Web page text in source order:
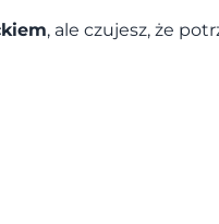
, ale czujesz, że